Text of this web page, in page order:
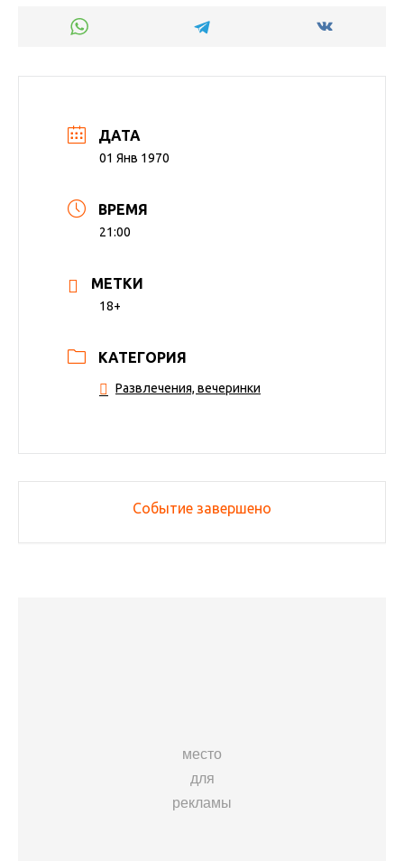
ДАТА
01 Янв 1970
ВРЕМЯ
21:00
МЕТКИ
18+
КАТЕГОРИЯ
Развлечения, вечеринки
Событие завершено
место
для
рекламы